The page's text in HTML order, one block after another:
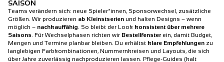
SAISON
Teams verändern sich: neue Spieler*innen, Sponsorwechsel, zusätzliche
Größen. Wir produzieren ab Kleinstserien und halten Designs – wenn
möglich – nachkauffähig. So bleibt der Look konsistent über mehrere
Saisons. Für Wechselphasen richten wir Bestellfensterein, damit Budget,
Mengen und Termine planbar bleiben. Du erhältst klare Empfehlungen zu
langlebigen Farbkombinationen, Nummernkreisen und Layouts, die sich
über Jahre zuverlässig nachproduzieren lassen. Pflege-Guides (kalt